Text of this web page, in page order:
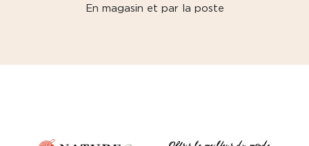
En magasin et par la poste